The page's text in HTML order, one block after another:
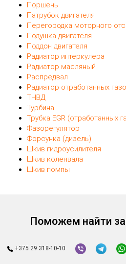
Поршень
Патрубок двигателя
Перегородка моторного
Подушка двигателя
Поддон двигателя
Радиатор интеркулера
Радиатор масляный
Распредвал
Радиатор отработанных
ТНВД
Турбина
Трубка EGR (отработанных
Фазорегулятор
Форсунка (дизель)
Шкив гидроусилителя
Шкив коленвала
Шкив помпы
Поможем найти
+375 29 318-10-10